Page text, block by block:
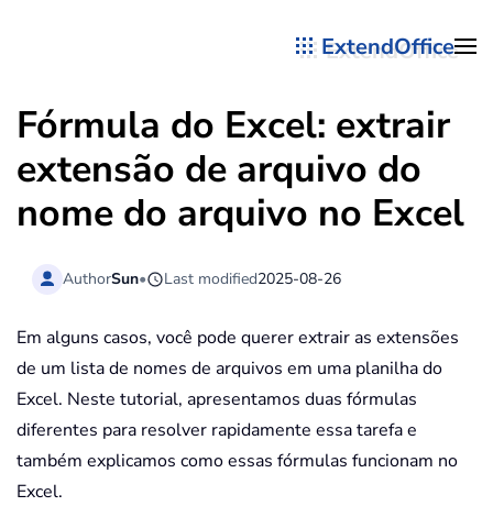
ExtendOffice
Fórmula do Excel: extrair
extensão de arquivo do
nome do arquivo no Excel
AuthorSun• Last modified2025-08-26
Em alguns casos, você pode querer extrair as extensões
de um lista de nomes de arquivos em uma planilha do
Excel. Neste tutorial, apresentamos duas fórmulas
diferentes para resolver rapidamente essa tarefa e
também explicamos como essas fórmulas funcionam no
Excel.